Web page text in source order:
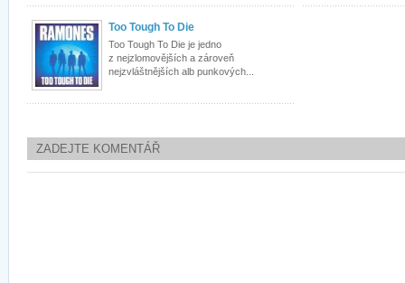
Too Tough To Die
Too Tough To Die je jedno
z nejzlomovějších a zároveň
nejzvláštnějších alb punkových...
ZADEJTE KOMENTÁŘ